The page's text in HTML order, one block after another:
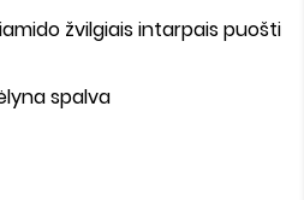
žvilgiais intarpais puošti
spalva